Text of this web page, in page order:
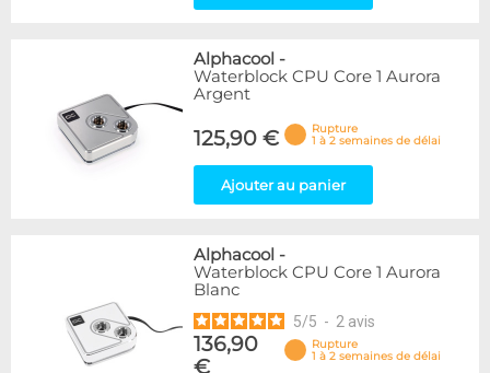
Alphacool -
Waterblock CPU Core 1 Aurora
Argent
125,90 €
Rupture
1 à 2 semaines de délai
Ajouter au panier
Alphacool -
Waterblock CPU Core 1 Aurora
Blanc
5/5 - 2 avis
136,90
€
Rupture
1 à 2 semaines de délai